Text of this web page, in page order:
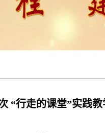
“行走的课堂”实践